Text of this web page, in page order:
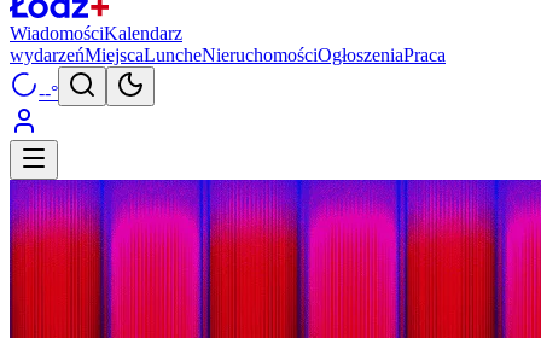
WiadomościKalendarz
wydarzeńMiejscaLuncheNieruchomościOgłoszeniaPraca
--°